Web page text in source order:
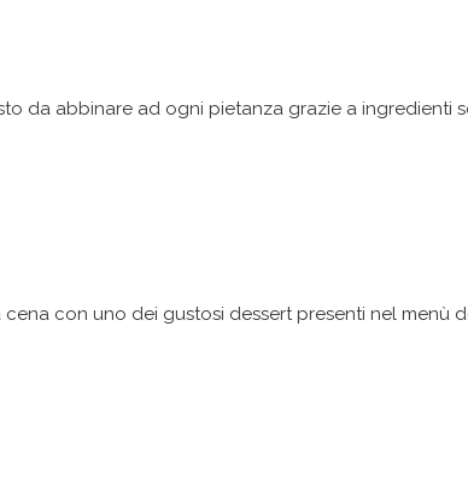
da abbinare ad ogni pietanza grazie a ingredienti
con uno dei gustosi dessert presenti nel menù